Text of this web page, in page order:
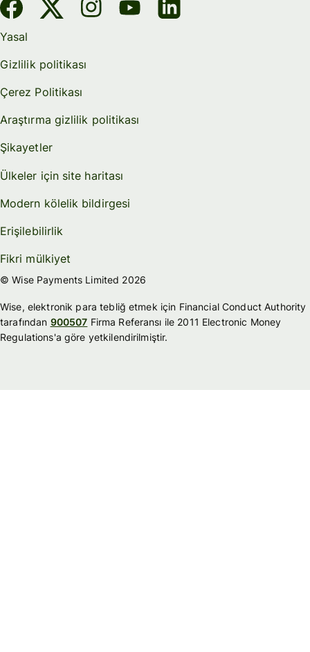
Yasal
Gizlilik politikası
Çerez Politikası
Araştırma gizlilik politikası
Şikayetler
Ülkeler için site haritası
Modern kölelik bildirgesi
Erişilebilirlik
Fikri mülkiyet
© Wise Payments Limited 2026
Wise, elektronik para tebliğ etmek için Financial Conduct Authority
tarafından 900507 Firma Referansı ile 2011 Electronic Money
Regulations'a göre yetkilendirilmiştir.